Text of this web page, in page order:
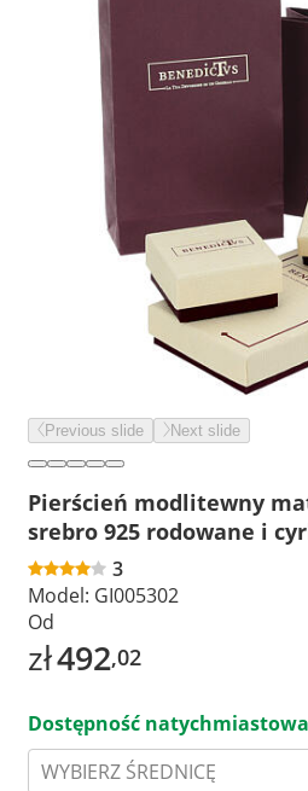
Previous slide Next slide
Pierścień modlitewny
srebro 925 rodowane i
3
Model: GI005302
Od
zł492,02
Dostępność natychmiastowa
WYBIERZ ŚREDNICĘ